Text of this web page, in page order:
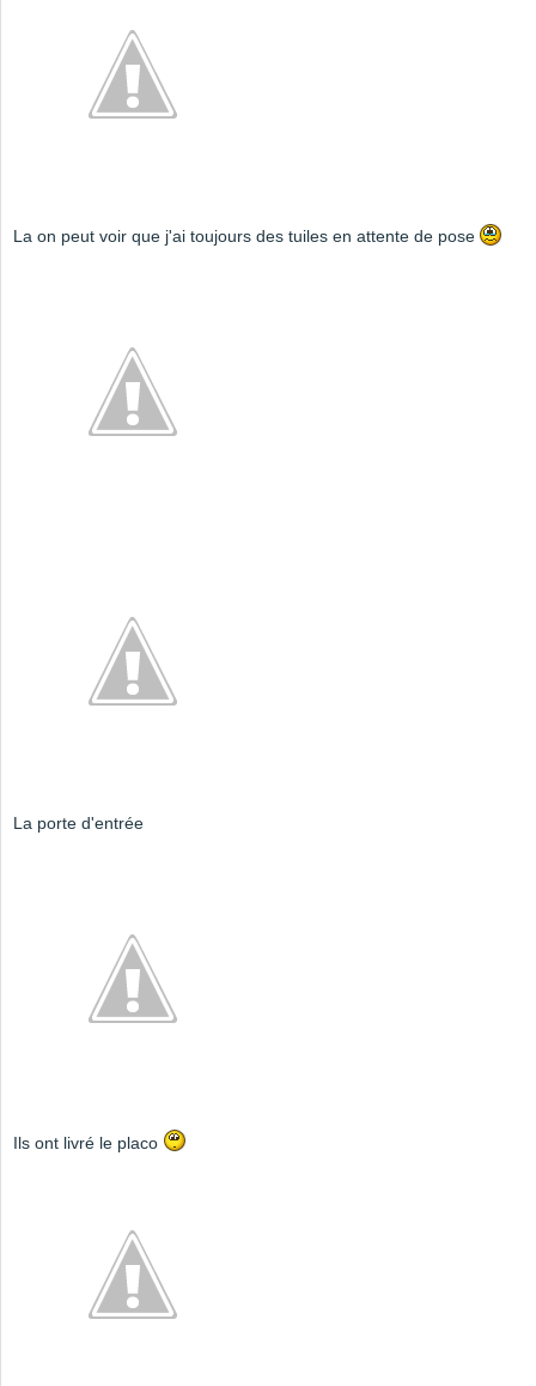
La on peut voir que j'ai toujours des tuiles en attente de pose
La porte d'entrée
Ils ont livré le placo